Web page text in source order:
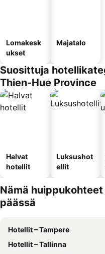
Lomakesk
ukset
Majatalo
Suosittuja
Thien-Hue Province
Halvat
hotellit
Luksushot
ellit
Nämä
päässä
Hotellit – Tampere
Hotellit – Tallinna